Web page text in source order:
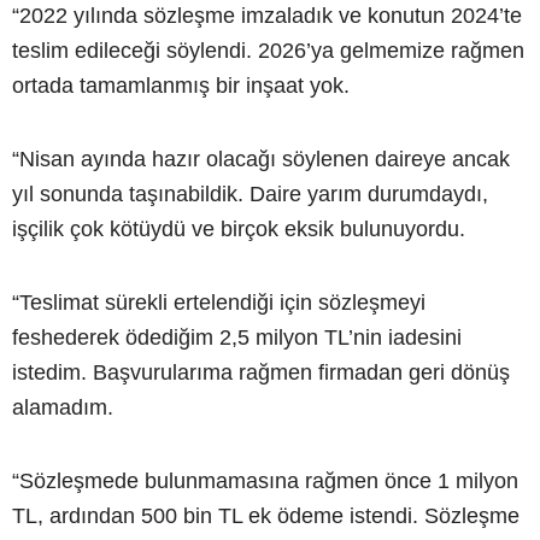
“2022 yılında sözleşme imzaladık ve konutun 2024’te
teslim edileceği söylendi. 2026’ya gelmemize rağmen
ortada tamamlanmış bir inşaat yok.
“Nisan ayında hazır olacağı söylenen daireye ancak
yıl sonunda taşınabildik. Daire yarım durumdaydı,
işçilik çok kötüydü ve birçok eksik bulunuyordu.
“Teslimat sürekli ertelendiği için sözleşmeyi
feshederek ödediğim 2,5 milyon TL’nin iadesini
istedim. Başvurularıma rağmen firmadan geri dönüş
alamadım.
“Sözleşmede bulunmamasına rağmen önce 1 milyon
TL, ardından 500 bin TL ek ödeme istendi. Sözleşme